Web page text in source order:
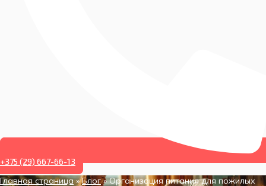
+375 (29) 667-66-13
Главная страница»Блог»Организация питания для пожилых